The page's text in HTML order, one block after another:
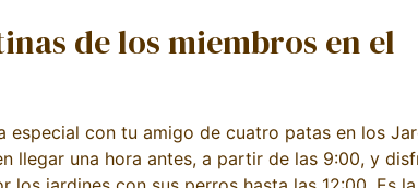
de los miembros en el
especial con tu amigo de cuatro patas en los
llegar una hora antes, a partir de las 9:00, y